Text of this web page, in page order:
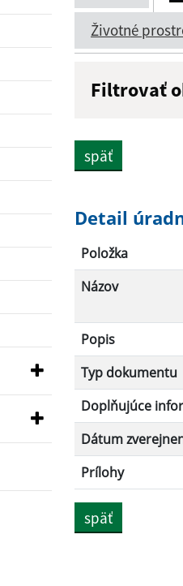
Životné
Filtrovať
Filtrovať
späť
Detail
Položka
Názov
Popis
Typ dokumentu
Doplňujúce
Dátum
Prílohy
späť